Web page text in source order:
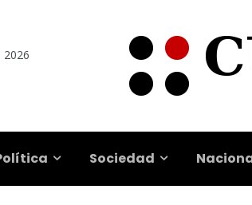
2026
Sociedad